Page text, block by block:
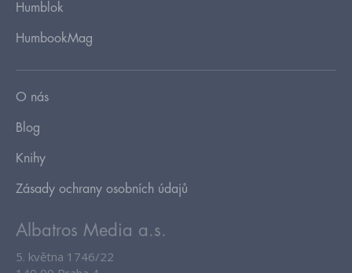
Humblok
HumbookMag
O nás
Blog
Knihy
Zásady ochrany osobních údajů
Albatros Media a.s.
5. května 1746/22